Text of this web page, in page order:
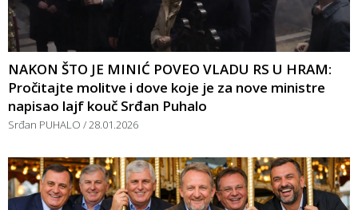
NAKON ŠTO JE MINIĆ POVEO VLADU RS U HRAM:
Pročitajte molitve i dove koje je za nove ministre
napisao lajf kouč Srđan Puhalo
Srđan PUHALO 28.01.2026